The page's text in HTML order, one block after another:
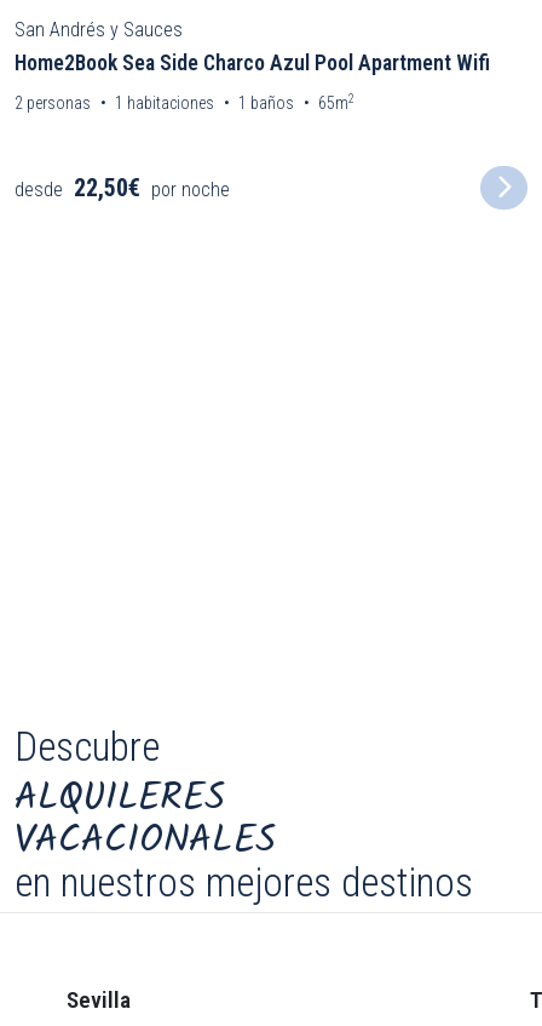
San Andrés y Sauces
Home2Book Sea Side Charco Azul Pool Apartment Wifi
2 personas 1 habitaciones 1 baños 65m2
desde 22,50€ por noche
Descubre
ALQUILERES
VACACIONALES
en nuestros mejores destinos
Sevilla